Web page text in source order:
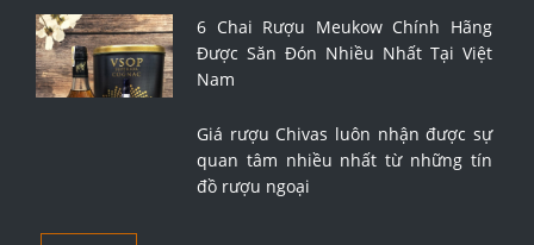
6 Chai Rượu Meukow Chính Hãng
Được Săn Đón Nhiều Nhất Tại Việt
Nam
Giá rượu Chivas luôn nhận được sự
quan tâm nhiều nhất từ những tín
đồ rượu ngoại